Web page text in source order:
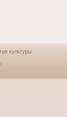
культуры